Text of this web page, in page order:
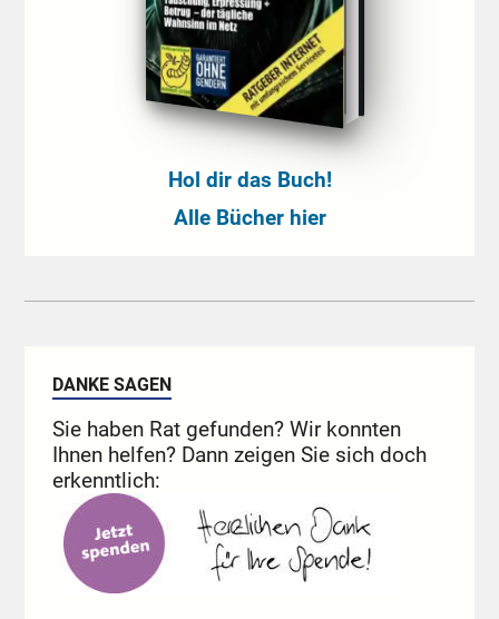
Hol dir das Buch!
Alle Bücher hier
DANKE SAGEN
Sie haben Rat gefunden? Wir konnten
Ihnen helfen? Dann zeigen Sie sich doch
erkenntlich: